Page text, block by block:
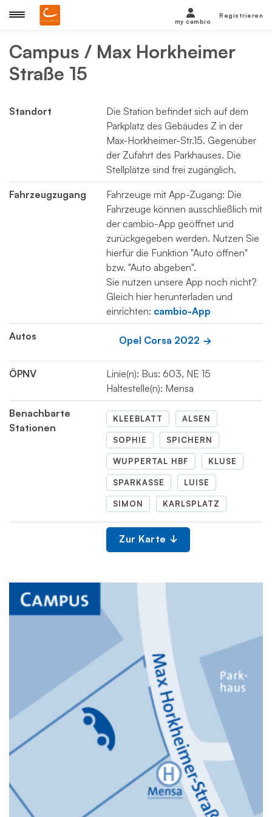
Campus / Max Horkheimer
Straße 15
Standort
Die Station befindet sich auf dem
Parkplatz des Gebäudes Z in der
Max-Horkheimer-Str.15. Gegenüber
der Zufahrt des Parkhauses. Die
Stellplätze sind frei zugänglich.
Fahrzeugzugang
Fahrzeuge mit App-Zugang: Die
Fahrzeuge können ausschließlich mit
der cambio-App geöffnet und
zurückgegeben werden. Nutzen Sie
hierfür die Funktion "Auto öffnen"
bzw. "Auto abgeben".
Sie nutzen unsere App noch nicht?
Gleich hier herunterladen und
einrichten: cambio-App
Autos Opel Corsa 2022
ÖPNV
Linie(n): Bus: 603, NE 15
Haltestelle(n): Mensa
Benachbarte
Stationen
KLEEBLATT ALSEN
SOPHIE SPICHERN
WUPPERTAL HBF KLUSE
SPARKASSE LUISE
SIMON KARLSPLATZ
Zur Karte
my cambio
Registrieren